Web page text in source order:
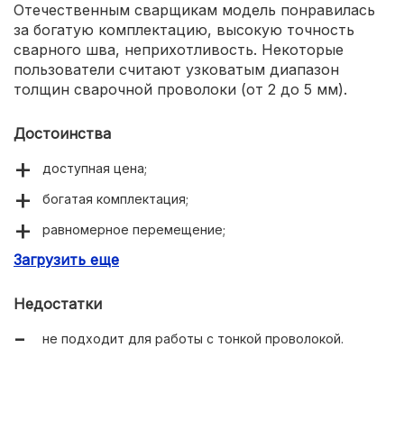
Отечественным сварщикам модель понравилась
за богатую комплектацию, высокую точность
сварного шва, неприхотливость. Некоторые
пользователи считают узковатым диапазон
толщин сварочной проволоки (от 2 до 5 мм).
Достоинства
доступная цена;
богатая комплектация;
равномерное перемещение;
неприхотливость.
Загрузить еще
Недостатки
не подходит для работы с тонкой проволокой.